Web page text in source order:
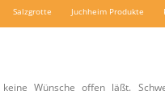
Salzgrotte Juchheim Produkte
keine Wünsche offen läßt.